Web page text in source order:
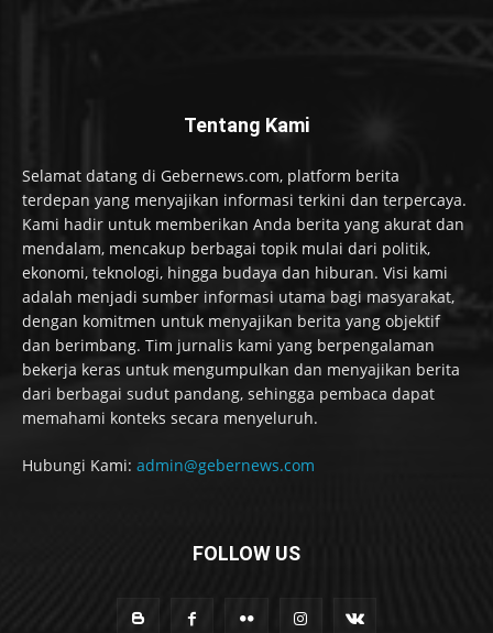
Tentang Kami
Selamat datang di Gebernews.com, platform berita
terdepan yang menyajikan informasi terkini dan terpercaya.
Kami hadir untuk memberikan Anda berita yang akurat dan
mendalam, mencakup berbagai topik mulai dari politik,
ekonomi, teknologi, hingga budaya dan hiburan. Visi kami
adalah menjadi sumber informasi utama bagi masyarakat,
dengan komitmen untuk menyajikan berita yang objektif
dan berimbang. Tim jurnalis kami yang berpengalaman
bekerja keras untuk mengumpulkan dan menyajikan berita
dari berbagai sudut pandang, sehingga pembaca dapat
memahami konteks secara menyeluruh.
Hubungi Kami: admin@gebernews.com
FOLLOW US